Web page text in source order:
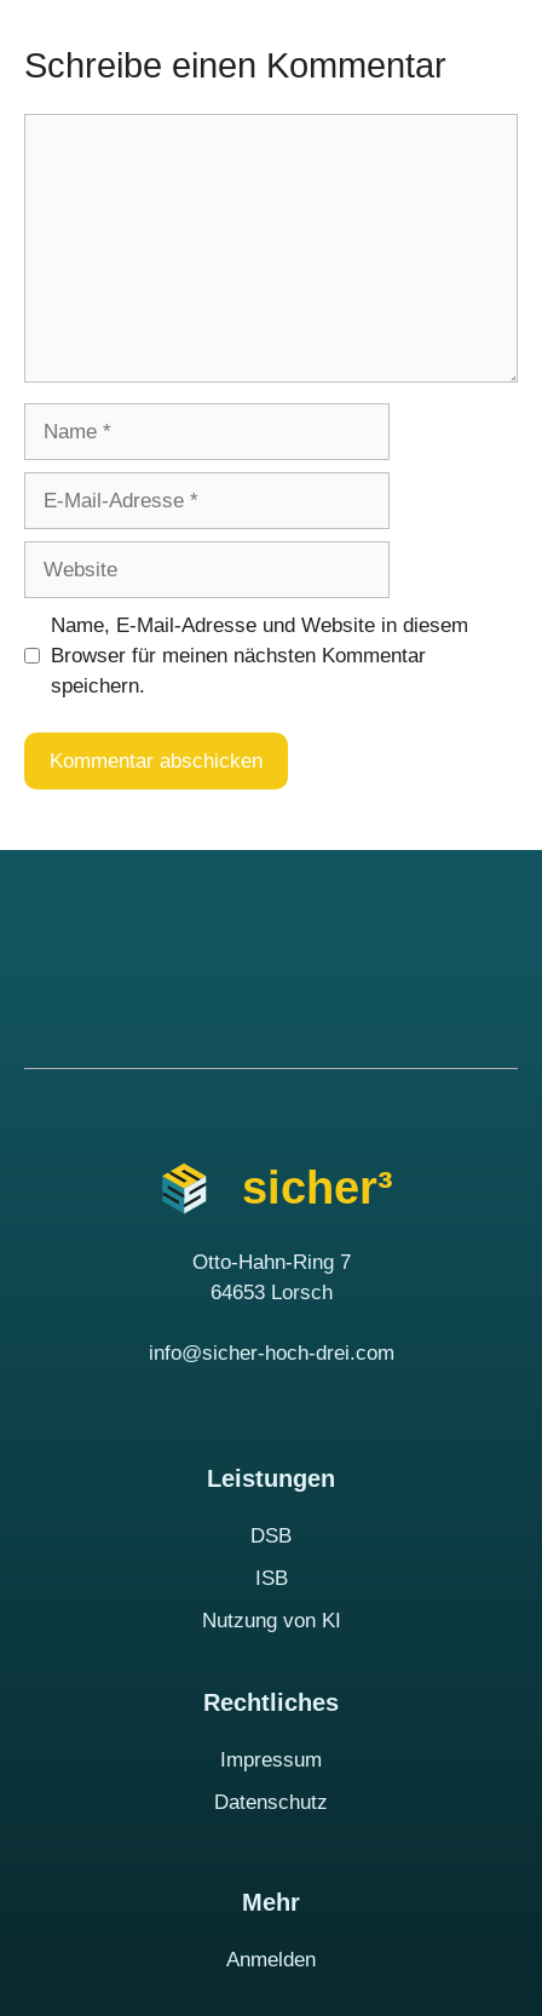
Schreibe einen Kommentar
Adresse
Name, E-Mail-Adresse und Website in diesem
Browser für meinen nächsten Kommentar
speichern.
Leistungen
DSB
ISB
Nutzung von KI
Rechtliches
Impressum
Datenschutz
Mehr
Anmelden
sicher³
Otto-Hahn-Ring 7
64653 Lorsch
info@sicher-hoch-drei.com